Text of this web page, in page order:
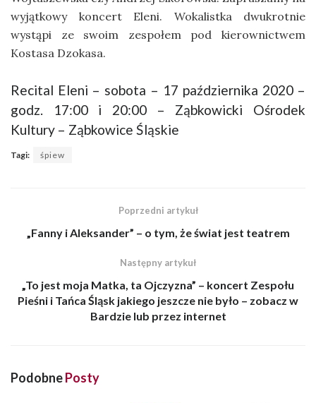
wyjątkowy koncert Eleni. Wokalistka dwukrotnie
wystąpi ze swoim zespołem pod kierownictwem
Kostasa Dzokasa.
Recital Eleni – sobota – 17 października 2020 –
godz. 17:00 i 20:00 – Ząbkowicki Ośrodek
Kultury – Ząbkowice Śląskie
Tagi: śpiew
Poprzedni artykuł
„Fanny i Aleksander” – o tym, że świat jest teatrem
Następny artykuł
„To jest moja Matka, ta Ojczyzna” – koncert Zespołu
Pieśni i Tańca Śląsk jakiego jeszcze nie było – zobacz w
Bardzie lub przez internet
PodobnePosty